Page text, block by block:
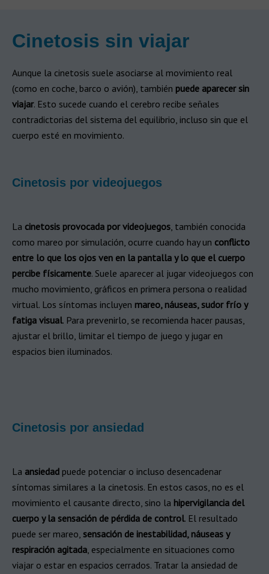
Cinetosis sin viajar​
Aunque la cinetosis suele asociarse al movimiento real
(como en coche, barco o avión), también puede aparecer sin
viajar. Esto sucede cuando el cerebro recibe señales
contradictorias del sistema del equilibrio, incluso sin que el
cuerpo esté en movimiento.
Cinetosis por videojuegos​
La cinetosis provocada por videojuegos, también conocida
como mareo por simulación, ocurre cuando hay un conflicto
entre lo que los ojos ven en la pantalla y lo que el cuerpo
percibe físicamente. Suele aparecer al jugar videojuegos con
mucho movimiento, gráficos en primera persona o realidad
virtual. Los síntomas incluyen mareo, náuseas, sudor frío y
fatiga visual. Para prevenirlo, se recomienda hacer pausas,
ajustar el brillo, limitar el tiempo de juego y jugar en
espacios bien iluminados.
Cinetosis por ansiedad
La ansiedad puede potenciar o incluso desencadenar
síntomas similares a la cinetosis. En estos casos, no es el
movimiento el causante directo, sino la hipervigilancia del
cuerpo y la sensación de pérdida de control. El resultado
puede ser mareo, sensación de inestabilidad, náuseas y
respiración agitada, especialmente en situaciones como
viajar o estar en espacios cerrados. Tratar la ansiedad de